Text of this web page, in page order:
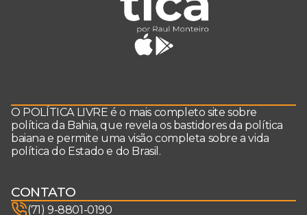
O POLÍTICA LIVRE é o mais completo site sobre
política da Bahia, que revela os bastidores da política
baiana e permite uma visão completa sobre a vida
política do Estado e do Brasil.
CONTATO
(71) 9-8801-0190